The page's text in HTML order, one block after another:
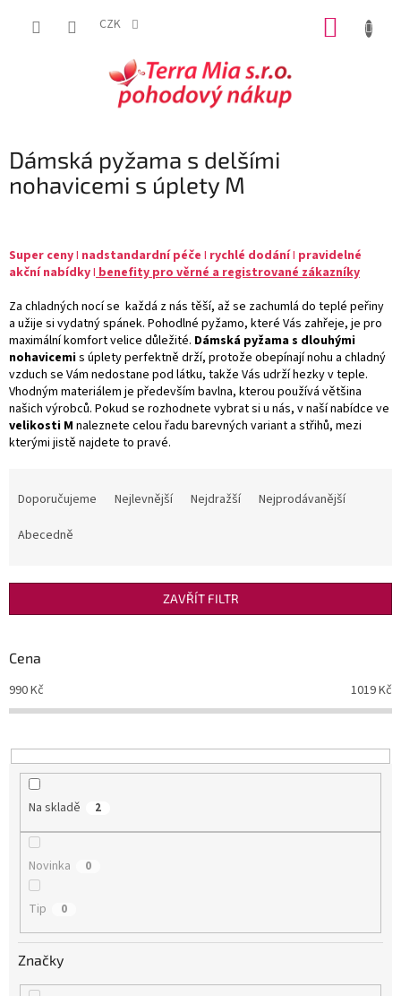
CZK
Dámská pyžama s delšími
nohavicemi s úplety M
Super cenyI nadstandardní péče I rychlé dodáníI pravidelné
akční nabídkyI benefity pro věrné a registrované zákazníky
Za chladných nocí se každá z nás těší, až se zachumlá do teplé peřiny
a užije si vydatný spánek. Pohodlné pyžamo, které Vás zahřeje, je pro
maximální komfort velice důležité. Dámská pyžama s dlouhými
nohavicemis úplety perfektně drží, protože obepínají nohu a chladný
vzduch se Vám nedostane pod látku, takže Vás udrží hezky v teple.
Vhodným materiálem je především bavlna, kterou používá většina
našich výrobců. Pokud se rozhodnete vybrat si u nás, v naší nabídce ve
velikosti M naleznete celou řadu barevných variant a střihů, mezi
kterými jistě najdete to pravé.
r
d
k
t
Doporučujeme Nejlevnější Nejdražší
Nejprodávanější
Abecedně
ZAVŘÍT FILTR
Cena
990Kč 1019Kč
Na skladě 2
Novinka 0
Tip 0
Značky